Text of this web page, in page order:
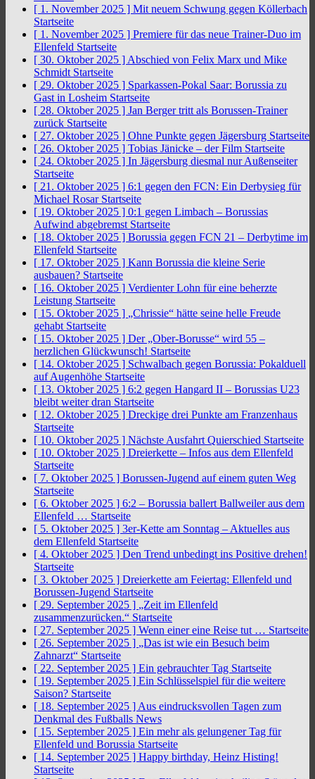
[ 1. November 2025 ] Mit neuem Schwung gegen Köllerbach
Startseite
[ 1. November 2025 ] Premiere für das neue Trainer-Duo im
Ellenfeld Startseite
[ 30. Oktober 2025 ] Abschied von Felix Marx und Mike
Schmidt Startseite
[ 29. Oktober 2025 ] Sparkassen-Pokal Saar: Borussia zu
Gast in Losheim Startseite
[ 28. Oktober 2025 ] Jan Berger tritt als Borussen-Trainer
zurück Startseite
[ 27. Oktober 2025 ] Ohne Punkte gegen Jägersburg Startseite
[ 26. Oktober 2025 ] Tobias Jänicke – der Film Startseite
[ 24. Oktober 2025 ] In Jägersburg diesmal nur Außenseiter
Startseite
[ 21. Oktober 2025 ] 6:1 gegen den FCN: Ein Derbysieg für
Michael Rosar Startseite
[ 19. Oktober 2025 ] 0:1 gegen Limbach – Borussias
Aufwind abgebremst Startseite
[ 18. Oktober 2025 ] Borussia gegen FCN 21 – Derbytime im
Ellenfeld Startseite
[ 17. Oktober 2025 ] Kann Borussia die kleine Serie
ausbauen? Startseite
[ 16. Oktober 2025 ] Verdienter Lohn für eine beherzte
Leistung Startseite
[ 15. Oktober 2025 ] „Chrissie“ hätte seine helle Freude
gehabt Startseite
[ 15. Oktober 2025 ] Der „Ober-Borusse“ wird 55 –
herzlichen Glückwunsch! Startseite
[ 14. Oktober 2025 ] Schwalbach gegen Borussia: Pokalduell
auf Augenhöhe Startseite
[ 13. Oktober 2025 ] 6:2 gegen Hangard II – Borussias U23
bleibt weiter dran Startseite
[ 12. Oktober 2025 ] Dreckige drei Punkte am Franzenhaus
Startseite
[ 10. Oktober 2025 ] Nächste Ausfahrt Quierschied Startseite
[ 10. Oktober 2025 ] Dreierkette – Infos aus dem Ellenfeld
Startseite
[ 7. Oktober 2025 ] Borussen-Jugend auf einem guten Weg
Startseite
[ 6. Oktober 2025 ] 6:2 – Borussia ballert Ballweiler aus dem
Ellenfeld … Startseite
[ 5. Oktober 2025 ] 3er-Kette am Sonntag – Aktuelles aus
dem Ellenfeld Startseite
[ 4. Oktober 2025 ] Den Trend unbedingt ins Positive drehen!
Startseite
[ 3. Oktober 2025 ] Dreierkette am Feiertag: Ellenfeld und
Borussen-Jugend Startseite
[ 29. September 2025 ] „Zeit im Ellenfeld
zusammenzurücken.“ Startseite
[ 27. September 2025 ] Wenn einer eine Reise tut … Startseite
[ 26. September 2025 ] „Das ist wie ein Besuch beim
Zahnarzt“ Startseite
[ 22. September 2025 ] Ein gebrauchter Tag Startseite
[ 19. September 2025 ] Ein Schlüsselspiel für die weitere
Saison? Startseite
[ 18. September 2025 ] Aus eindrucksvollen Tagen zum
Denkmal des Fußballs News
[ 15. September 2025 ] Ein mehr als gelungener Tag für
Ellenfeld und Borussia Startseite
[ 14. September 2025 ] Happy birthday, Heinz Histing!
Startseite